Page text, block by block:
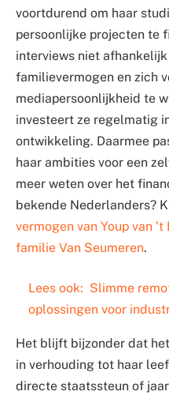
voortdurend om haar
persoonlijke projecten te
interviews niet
familievermogen en zich
mediapersoonlijkheid te
investeert ze regelmatig
ontwikkeling. Daarmee
haar ambities voor een
meer weten over het
bekende Nederlanders?
vermogen van Youp van ’t
familie Van Seumeren.
Lees ook: Slimme
oplossingen voor
Het blijft bijzonder dat het
in verhouding tot haar
directe staatssteun of